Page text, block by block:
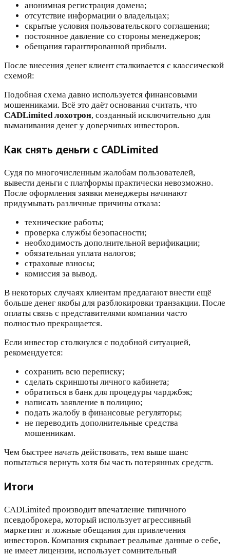
анонимная регистрация домена;
отсутствие информации о владельцах;
скрытые условия пользовательского соглашения;
постоянное давление со стороны менеджеров;
обещания гарантированной прибыли.
После внесения денег клиент сталкивается с классической
схемой:
Подобная схема давно используется финансовыми
мошенниками. Всё это даёт основания считать, что
CADLimited лохотрон, созданный исключительно для
выманивания денег у доверчивых инвесторов.
Как снять деньги с CADLimited
Судя по многочисленным жалобам пользователей,
вывести деньги с платформы практически невозможно.
После оформления заявки менеджеры начинают
придумывать различные причины отказа:
технические работы;
проверка службы безопасности;
необходимость дополнительной верификации;
обязательная уплата налогов;
страховые взносы;
комиссия за вывод.
В некоторых случаях клиентам предлагают внести ещё
больше денег якобы для разблокировки транзакции. После
оплаты связь с представителями компании часто
полностью прекращается.
Если инвестор столкнулся с подобной ситуацией,
рекомендуется:
сохранить всю переписку;
сделать скриншоты личного кабинета;
обратиться в банк для процедуры чарджбэк;
написать заявление в полицию;
подать жалобу в финансовые регуляторы;
не переводить дополнительные средства
мошенникам.
Чем быстрее начать действовать, тем выше шанс
попытаться вернуть хотя бы часть потерянных средств.
Итоги
CADLimited производит впечатление типичного
псевдоброкера, который использует агрессивный
маркетинг и ложные обещания для привлечения
инвесторов. Компания скрывает реальные данные о себе,
не имеет лицензии, использует сомнительный